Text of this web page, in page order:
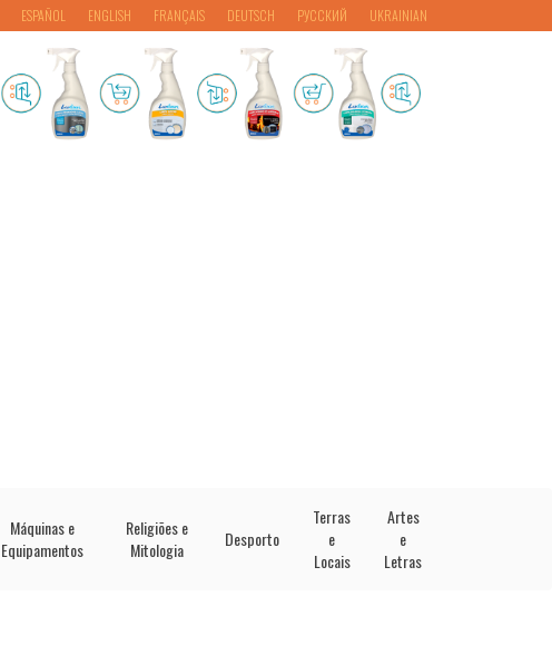
ESPAÑOL ENGLISH FRANÇAIS DEUTSCH РУССКИЙ UKRAINIAN
Máquinas e
Equipamentos
Religiões e
Mitologia
Desporto
Terras
e
Locais
Artes
e
Letras